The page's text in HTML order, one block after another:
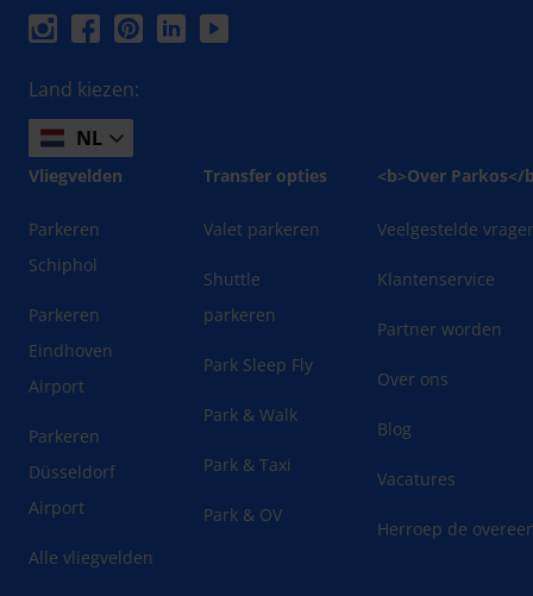
Land kiezen:
NL
Vliegvelden
Parkeren
Schiphol
Parkeren
Eindhoven
Airport
Parkeren
Düsseldorf
Airport
Alle vliegvelden
Transfer opties
Valet parkeren
Shuttle
parkeren
Park Sleep Fly
Park & Walk
Park & Taxi
Park & OV
<b>Over Parkos</
Veelgestelde
Klantenservice
Partner worden
Over ons
Blog
Vacatures
Herroep de